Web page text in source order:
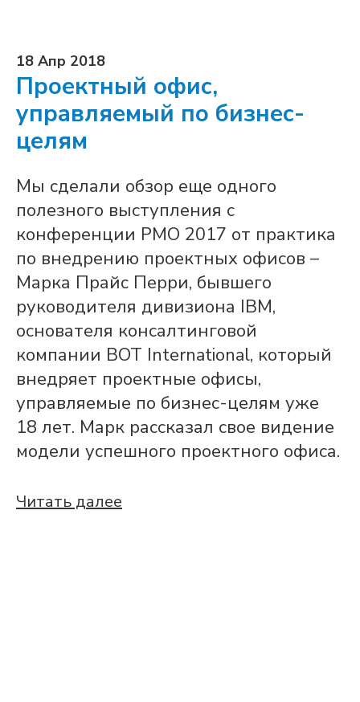
18 Апр 2018
Проектный офис,
управляемый по бизнес-
целям
Мы сделали обзор еще одного
полезного выступления с
конференции PMO 2017 от практика
по внедрению проектных офисов –
Марка Прайс Перри, бывшего
руководителя дивизиона IBM,
основателя консалтинговой
компании BOT International, который
внедряет проектные офисы,
управляемые по бизнес-целям уже
18 лет. Марк рассказал свое видение
модели успешного проектного офиса.
Читать далее